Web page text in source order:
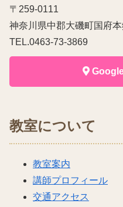
〒259-0111
神奈川県中郡大磯町国府
TEL.0463-73-3869
教室について
教室案内
講師プロフィール
交通アクセス